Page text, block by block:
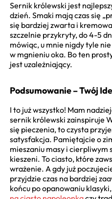
Sernik królewski jest
dzień. Smaki mają czas się
się bardziej zwarta i
szczelnie przykryty, do 4-5
mówiąc, u mnie nigdy tyle
w mgnieniu oka. Bo ten
jest uzależniający.
Podsumowanie – Twój
I to już wszystko! Mam
sernik królewski zainspiruje
się pieczenia, to czysta
satysfakcja. Pamiętajcie o
mieszaniu masy i cierpliwym
kieszeni. To ciasto, które
wrażenie. A gdy już
przyjdzie czas na bardziej
końcu po opanowaniu